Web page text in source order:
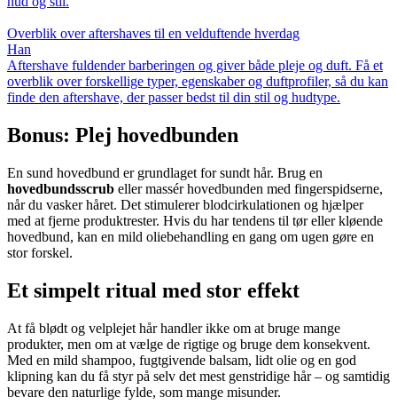
Overblik over aftershaves til en velduftende hverdag
Han
Aftershave fuldender barberingen og giver både pleje og duft. Få et
overblik over forskellige typer, egenskaber og duftprofiler, så du kan
finde den aftershave, der passer bedst til din stil og hudtype.
Bonus: Plej hovedbunden
En sund hovedbund er grundlaget for sundt hår. Brug en
hovedbundsscrub eller massér hovedbunden med fingerspidserne,
når du vasker håret. Det stimulerer blodcirkulationen og hjælper
med at fjerne produktrester. Hvis du har tendens til tør eller kløende
hovedbund, kan en mild oliebehandling en gang om ugen gøre en
stor forskel.
Et simpelt ritual med stor effekt
At få blødt og velplejet hår handler ikke om at bruge mange
produkter, men om at vælge de rigtige og bruge dem konsekvent.
Med en mild shampoo, fugtgivende balsam, lidt olie og en god
klipning kan du få styr på selv det mest genstridige hår – og samtidig
bevare den naturlige fylde, som mange misunder.